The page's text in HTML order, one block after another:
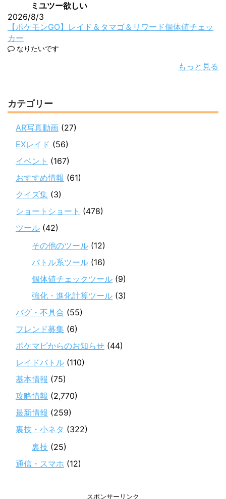
ミユツー欲しい
2026/8/3
【ポケモンGO】レイド＆タマゴ＆リワード個体値チェッ
カー
なりたいです
もっと見る
カテゴリー
AR写真動画 (27)
EXレイド (56)
イベント (167)
おすすめ情報 (61)
クイズ集 (3)
ショートショート (478)
ツール (42)
その他のツール (12)
バトル系ツール (16)
個体値チェックツール (9)
強化・進化計算ツール (3)
バグ・不具合 (55)
フレンド募集 (6)
ポケマピからのお知らせ (44)
レイドバトル (110)
基本情報 (75)
攻略情報 (2,770)
最新情報 (259)
裏技・小ネタ (322)
裏技 (25)
通信・スマホ (12)
スポンサーリンク